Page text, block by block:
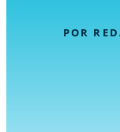
POR